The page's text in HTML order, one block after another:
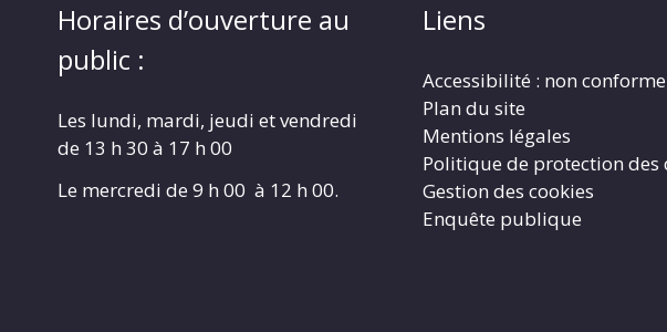
Horaires d’ouverture au
public :
Les lundi, mardi, jeudi et vendredi
de 13 h 30 à 17 h 00
Le mercredi de 9 h 00 à 12 h 00.
Liens
Accessibilité : non conforme
Plan du site
Mentions légales
Politique de protection des
Gestion des cookies
Enquête publique